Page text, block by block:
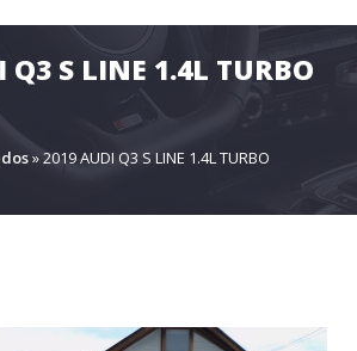
Q3 S LINE 1.4L TURBO
»2019 AUDI Q3 S LINE 1.4L TURBO